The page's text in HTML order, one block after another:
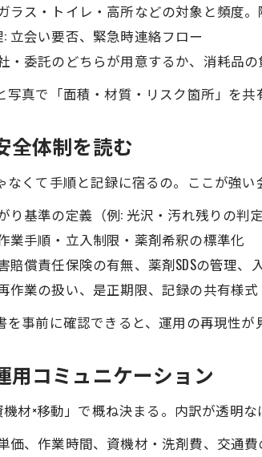
ラス・トイレ・高所などの対象と頻度
立会い要否、緊急時連絡フロー
・委託のどちらが用意するか、消耗品
写真で「面積・材質・リスク箇所」を
全体制を読む
くて手順と記録に宿るの。ここが強い
り基準の定義（例: 光沢・汚れ残りの判定
業手順・立入制限・薬剤希釈の標準化
賠償責任保険の有無、薬剤SDSの管理、
作業の扱い、是正期限、記録の共有様式
事前に確認できると、運用の再現性
用コミュニケーション
材×移動」で概ね決まる。内訳が透明な
価、作業時間、資機材・洗剤費、交通